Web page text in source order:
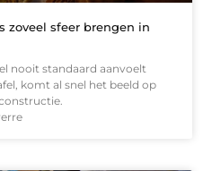
zoveel sfeer brengen in
nooit standaard aanvoelt
komt al snel het beeld op